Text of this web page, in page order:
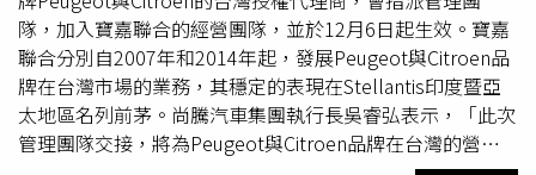
非豪華進口休旅係指以下車款：Toyota RAV4, MazdaCX-5,
Mazda CX-60, Volkswagen Tiguan, Subaru Forester,
Skoda Karoq, MitsubishiEclipse, Peugeot 3008。註3：係
指依據2025年3月監理所公布之新車領牌數據為準，The
new Carnival同級車款係指Toyota Sienna。註4：部分配備
SUZUKI透過在主要市場的強勢表現、新車型的成功推出、
全球市場的穩定增長以及產品多樣化與創新，實現了2024
年全球營收的新高。為回饋台灣消費者的支持與信任，
SUZUKI台鈴工業宣布將於2025年1月1日至2月15日推出
「全車系免費健檢，週週抽大獎活動」，以
隊，加入寶嘉聯合的經營團隊，並於12月6日起生效。寶嘉
聯合分別自2007年和2014年起，發展Peugeot與Citroen品
牌在台灣市場的業務，其穩定的表現在Stellantis印度暨亞
太地區名列前茅。尚騰汽車集團執行長吳睿弘表示，「此次
管理團隊交接，將為Peugeot與Citroen品牌在台灣的營